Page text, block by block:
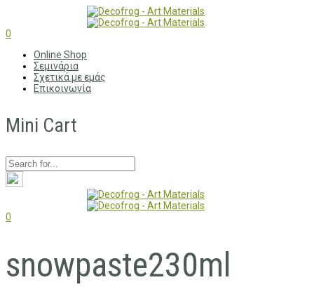
0
Online Shop
Σεμινάρια
Σχετικά με εμάς
Επικοινωνία
Mini Cart
0
snowpaste230ml